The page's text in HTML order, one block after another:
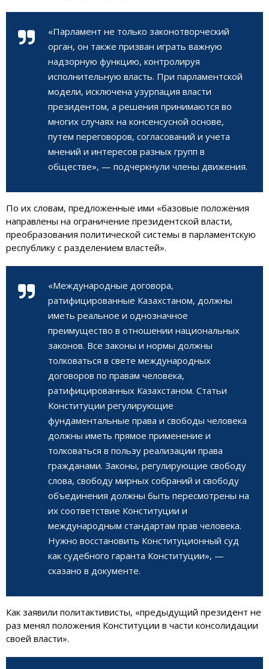
«Парламент не только законотворческий
орган, он также призван играть важную
надзорную функцию, контролируя
исполнительную власть. При парламентской
модели, исключена узурпация власти
президентом, а решения принимаются во
многих случаях на консенсусной основе,
путем переговоров, согласований и учета
мнений и интересов разных групп в
обществе», — подчеркнули члены движения.
По их словам, предложенные ими «базовые положения
направлены на ограничение президентской власти,
преобразования политической системы в парламентскую
республику с разделением властей».
«Международные договора,
ратифицированные Казахстаном, должны
иметь реальное и однозначное
преимущество в отношении национальных
законов. Все законы и нормы должны
толковаться в свете международных
договоров по правам человека,
ратифицированных Казахстаном. Статьи
Конституции регулирующие
фундаментальные права и свободы человека
должны иметь прямое применение и
толковаться в пользу реализации права
гражданами. Законы, регулирующие свободу
слова, свободу мирных собраний и свободу
объединения должны быть пересмотрены на
их соответствие Конституции и
международным стандартам прав человека.
Нужно восстановить Конституционный суд
как судебного гаранта Конституции», —
сказано в документе.
Как заявили политактивисты, «предыдущий президент не
раз менял положения Конституции в части консолидации
своей власти».